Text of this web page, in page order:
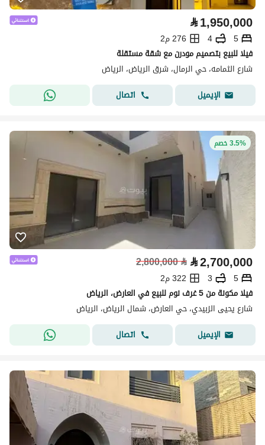
⃁1,950,000
5
4
276 م2
فيلا للبيع بتصميم مودرن مع شقة مستقلة
شارع الثمامه، حي الرمال، شرق الرياض، الرياض
الإيميل
اتصال
3.5% خصم
⃁2,700,000
⃁
2,800,000
5
3
322 م2
فيلا مكونة من 5 غرف نوم للبيع في العارض، الرياض
شارع يحيى الزبيدي، حي العارض، شمال الرياض، الرياض
الإيميل
اتصال